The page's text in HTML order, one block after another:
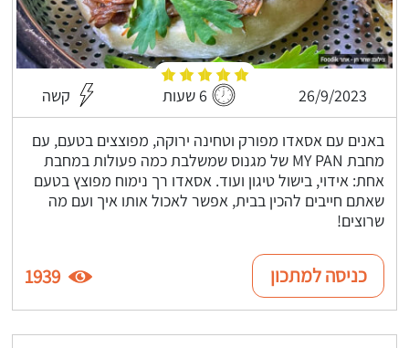
26/9/2023 6 שעות קשה
באנים עם אסאדו מפורק וטחינה ירוקה, מפוצצים בטעם, עם
מחבת MY PAN של מגנוס שמשלבת כמה פעולות במחבת
אחת: אידוי, בישול טיגון ועוד. אסאדו רך נימוח מפוצץ בטעם
שאתם חייבים להכין בבית, אפשר לאכול אותו איך ועם מה
שרוצים!
כניסה למתכון 1939